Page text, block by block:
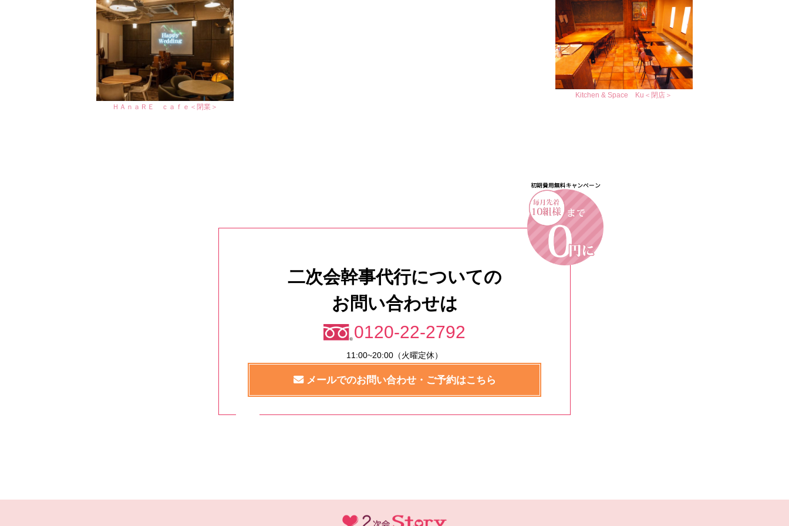
ＨＡｎａＲＥ ｃａｆｅ＜閉業＞
Kitchen & Space Ku＜閉店＞
二次会幹事代行についての
お問い合わせは
0120-22-2792
11:00~20:00（火曜定休）
メールでのお問い合わせ・ご予約はこちら